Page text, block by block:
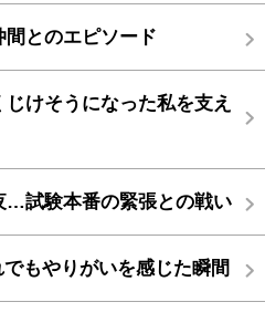
とのエピソード
けそうになった私を支え
…試験本番の緊張との戦い
もやりがいを感じた瞬間